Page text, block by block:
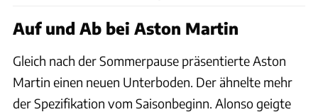
Auf und Ab bei Aston Martin
Gleich nach der Sommerpause präsentierte Aston
Martin einen neuen Unterboden. Der ähnelte mehr
der Spezifikation vom Saisonbeginn. Alonso geigte